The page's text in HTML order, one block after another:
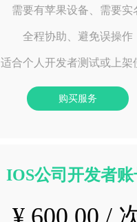
需要有苹果设备、需要实
全程协助、避免误操作
适合个人开发者测试或上架
购买服务
IOS公司开发者账
¥ 600.00 /